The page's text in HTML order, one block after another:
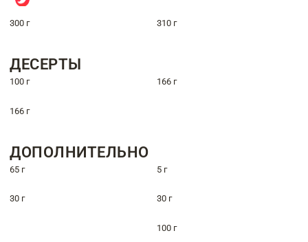
300 г 310 г
ДЕСЕРТЫ
100 г 166 г
166 г
ДОПОЛНИТЕЛЬНО
65 г 5 г
30 г 30 г
100 г